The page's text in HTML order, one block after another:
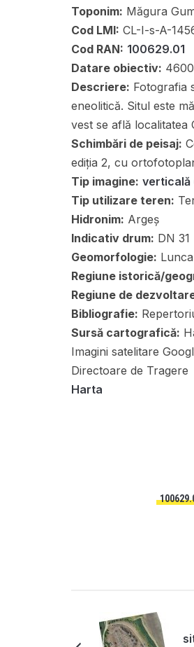
Toponim: Măgura
Cod LMI: CL-I-s-A-
Cod RAN: 100629.01
Datare obiectiv:
Descriere: Fotografia
eneolitică. Situl este
vest se află localitatea
Schimbări de peisaj:
ediția 2, cu
Tip imagine: verticală
Tip utilizare teren:
Hidronim: Argeș
Indicativ drum: DN 31
Geomorfologie:
Regiune istorică/
Regiune de
Bibliografie:
Sursă cartografică:
Imagini satelitare
Directoare de Tragere
Harta